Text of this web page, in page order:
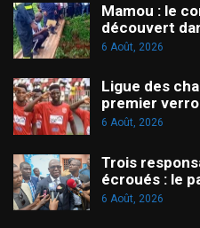
Mamou : le
découvert
6 Août, 2026
Ligue des
premier
6 Août, 2026
Trois
écroués : le
6 Août, 2026